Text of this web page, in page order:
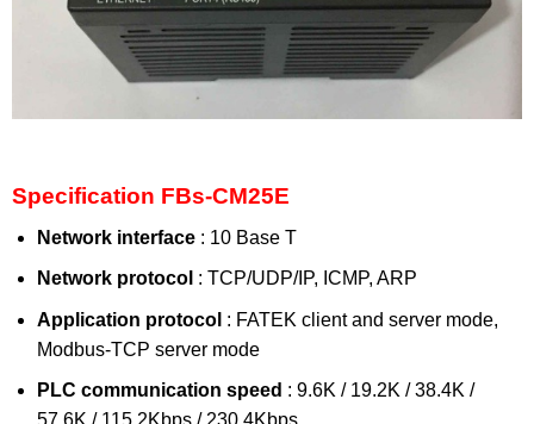
Specification FBs-CM25E
Network interface : 10 Base T
Network protocol : TCP/UDP/IP, ICMP, ARP
Application protocol : FATEK client and server mode,
Modbus-TCP server mode
PLC communication speed : 9.6K / 19.2K / 38.4K /